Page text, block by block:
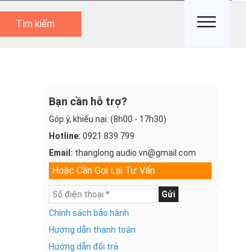
Tìm kiếm
Bạn cần hỗ trợ?
Góp ý, khiếu nại: (8h00 - 17h30)
Hotline: 0921 839 799
Email: thanglong.audio.vn@gmail.com
Hoặc Cần Gọi Lại Tư Vấn
Gửi
Chính sách bảo hành
Hướng dẫn thanh toán
Hướng dẫn đổi trả